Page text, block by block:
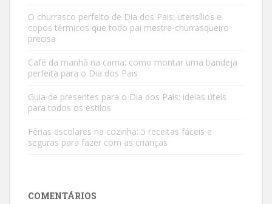
O churrasco perfeito de Dia dos Pais: utensílios e
copos térmicos que todo pai mestre-churrasqueiro
precisa
Café da manhã na cama: como montar uma bandeja
perfeita para o Dia dos Pais
Guia de presentes para o Dia dos Pais: ideias úteis
para todos os estilos
Férias escolares na cozinha: 5 receitas fáceis e
seguras para fazer com as crianças
COMENTÁRIOS